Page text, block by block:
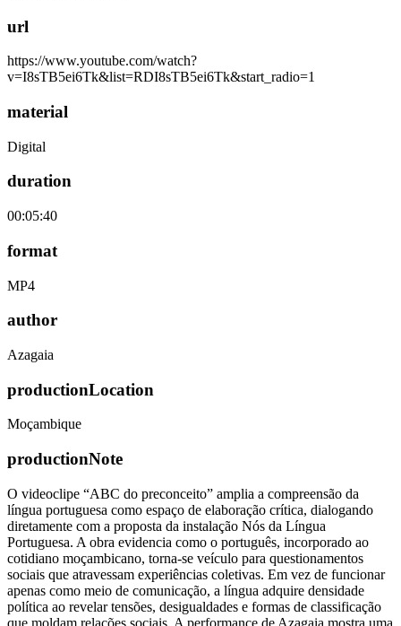
url
https://www.youtube.com/watch?
v=I8sTB5ei6Tk&list=RDI8sTB5ei6Tk&start_radio=1
material
Digital
duration
00:05:40
format
MP4
author
Azagaia
productionLocation
Moçambique
productionNote
O videoclipe “ABC do preconceito” amplia a compreensão da
língua portuguesa como espaço de elaboração crítica, dialogando
diretamente com a proposta da instalação Nós da Língua
Portuguesa. A obra evidencia como o português, incorporado ao
cotidiano moçambicano, torna-se veículo para questionamentos
sociais que atravessam experiências coletivas. Em vez de funcionar
apenas como meio de comunicação, a língua adquire densidade
política ao revelar tensões, desigualdades e formas de classificação
que moldam relações sociais. A performance de Azagaia mostra uma